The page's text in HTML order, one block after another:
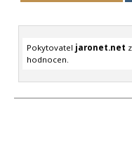
Pokytovatel jaronet.net
hodnocen.